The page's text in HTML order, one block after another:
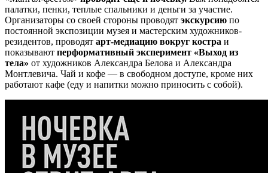
палатки, пенки, теплые спальники и деньги за участие.
Организаторы со своей стороны проводят экскурсию по
постоянной экспозиции музея и мастерским художников-
резидентов, проводят арт-медиацию вокруг костра и
показывают перформативный эксперимент «Выход из
тела» от художников Александра Белова и Александра
Монтлевича. Чай и кофе — в свободном доступе, кроме них
работают кафе (еду и напитки можно приносить с собой).